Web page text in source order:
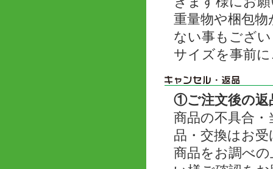
重量物や梱包
ない事もござ
サイズを事前
①ご注文後の返
商品の不具合
品・交換はお
商品をお調べ